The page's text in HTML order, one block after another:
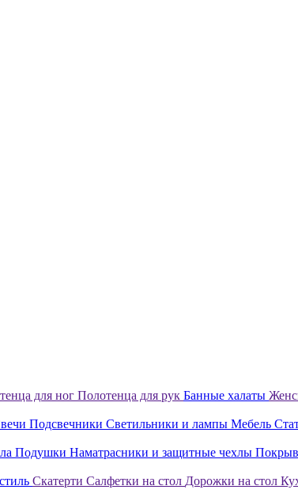
для ног Полотенца для рук Банные халаты
Подсвечники Светильники и лампы Мебель
Подушки Наматрасники и защитные чехлы
Скатерти Салфетки на стол Дорожки на стол